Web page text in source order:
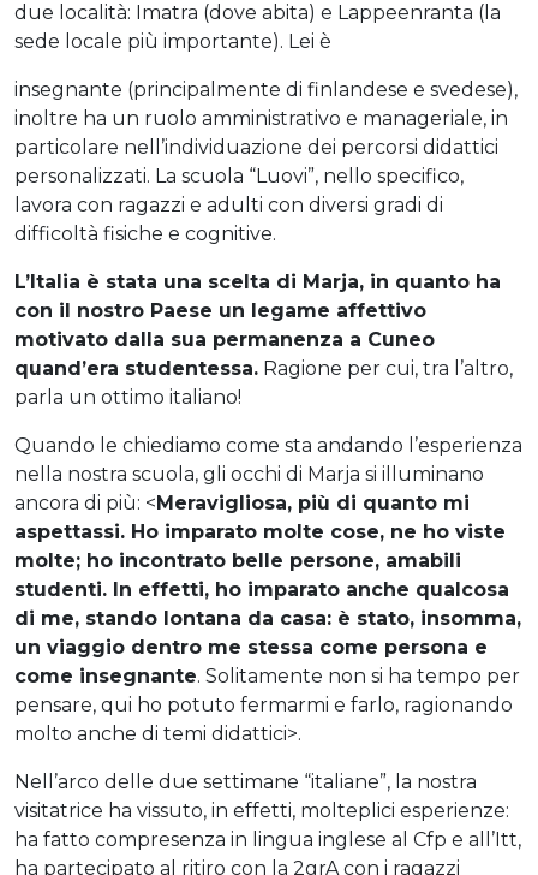
due località: Imatra (dove abita) e Lappeenranta (la
sede locale più importante). Lei è
insegnante (principalmente di finlandese e svedese),
inoltre ha un ruolo amministrativo e manageriale, in
particolare nell’individuazione dei percorsi didattici
personalizzati. La scuola “Luovi”, nello specifico,
lavora con ragazzi e adulti con diversi gradi di
difficoltà fisiche e cognitive.
L’Italia è stata una scelta di Marja, in quanto ha
con il nostro Paese un legame affettivo
motivato dalla sua permanenza a Cuneo
quand’era studentessa. Ragione per cui, tra l’altro,
parla un ottimo italiano!
Quando le chiediamo come sta andando l’esperienza
nella nostra scuola, gli occhi di Marja si illuminano
ancora di più: < Meravigliosa, più di quanto mi
aspettassi. Ho imparato molte cose, ne ho viste
molte; ho incontrato belle persone, amabili
studenti. In effetti, ho imparato anche qualcosa
di me, stando lontana da casa: è stato, insomma,
un viaggio dentro me stessa come persona e
come insegnante. Solitamente non si ha tempo per
pensare, qui ho potuto fermarmi e farlo, ragionando
molto anche di temi didattici>.
Nell’arco delle due settimane “italiane”, la nostra
visitatrice ha vissuto, in effetti, molteplici esperienze:
ha fatto compresenza in lingua inglese al Cfp e all’Itt,
ha partecipato al ritiro con la 2grA con i ragazzi